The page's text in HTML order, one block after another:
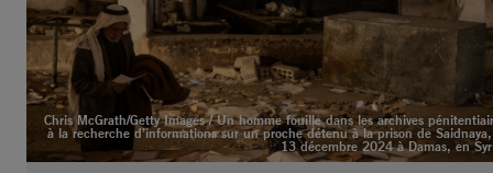
Chris McGrath/Getty Images / Un homme fouille dans les archives
à la recherche d’informations sur un proche détenu à la prison de
13 décembre 2024 à Damas, en